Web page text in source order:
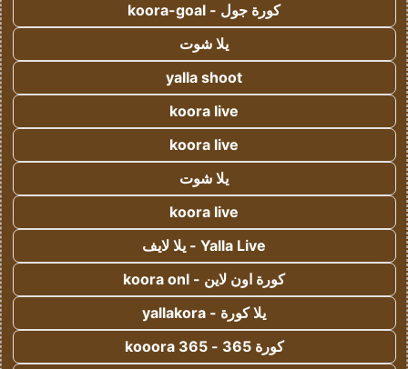
كورة جول - koora-goal
يلا شوت
yalla shoot
koora live
koora live
يلا شوت
koora live
Yalla Live - يلا لايف
كورة اون لاين - koora onl
يلا كورة - yallakora
كورة 365 - kooora 365